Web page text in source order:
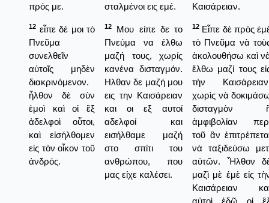
πρός με.
σταλμένοι εις εμέ.
Καισάρειαν.
12 εἶπε δέ μοι τὸ
Πνεῦμα
συνελθεῖν
αὐτοῖς μηδὲν
διακρινόμενον.
ἦλθον δὲ σὺν
ἐμοὶ καὶ οἱ ἓξ
ἀδελφοὶ οὗτοι,
καὶ εἰσήλθομεν
εἰς τὸν οἶκον τοῦ
ἀνδρός.
12
Μου είπε δε το
Πνεύμα να έλθω
μαζή τους, χωρίς
κανένα δισταγμόν.
Ηλθαν δε μαζή μου
εις την Καισάρειαν
και οι εξ αυτοί
αδελφοί και
εισήλθαμε μαζή
στο σπίτι του
ανθρώπου, που
μας είχε καλέσει.
12 Εἶπε δὲ πρὸς
τὸ Πνεῦμα νὰ
ἀκολουθήσω καὶ
ἔλθω μαζί τους
τὴν
χωρὶς νὰ
δισταγμὸν
ἀμφιβολίαν
τοῦ ἂν
νὰ ταξιδεύσω
αὐτῶν. Ἦλθον
μαζὶ μὲ ἐμὲ εἰς
Καισάρειαν
αὐτοὶ ἐδῶ οἱ